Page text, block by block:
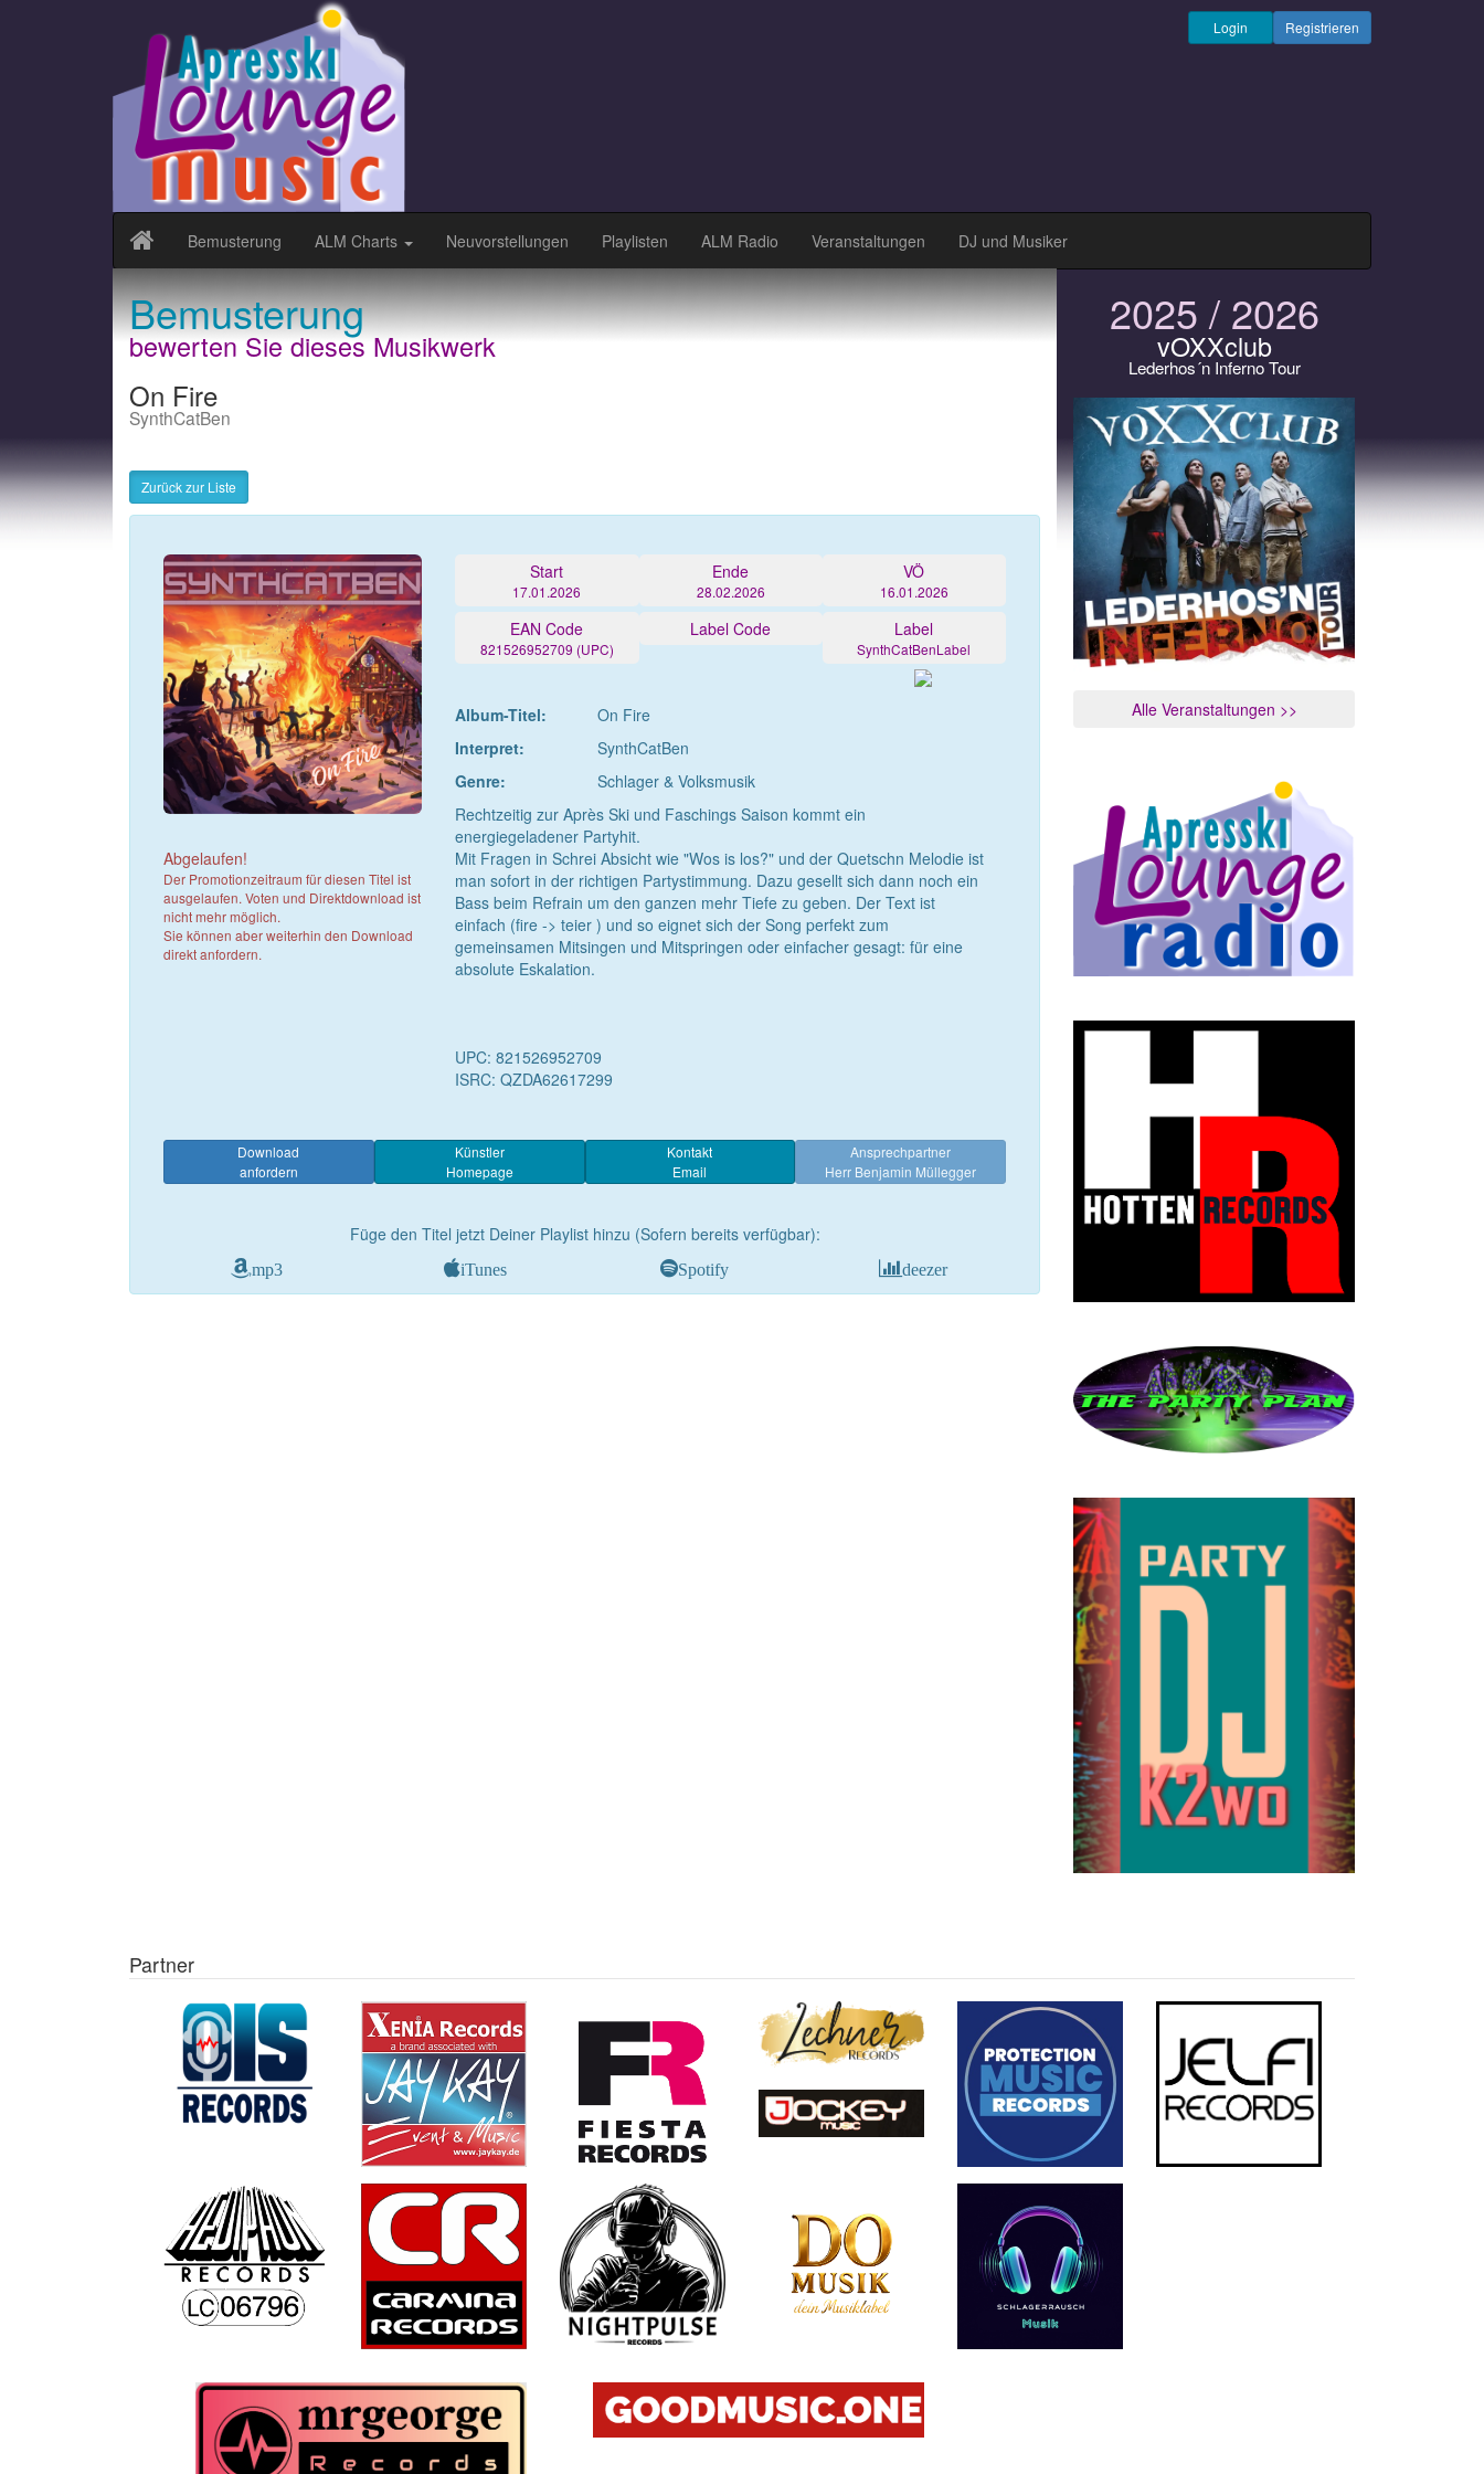
Registrieren
Login
Bemusterung ALM Charts Neuvorstellungen Playlisten ALM Radio Veranstaltungen DJ und Musiker
Bemusterung
bewerten Sie dieses Musikwerk
On Fire
SynthCatBen
Zurück zur Liste
Abgelaufen!
Der Promotionzeitraum für diesen Titel ist
ausgelaufen. Voten und Direktdownload ist
nicht mehr möglich.
Sie können aber weiterhin den Download
direkt anfordern.
Start
17.01.2026
Ende
28.02.2026
VÖ
16.01.2026
EAN Code
821526952709 (UPC)
Label Code Label
SynthCatBenLabel
Album-Titel:
On Fire
Interpret:
SynthCatBen
Genre:
Schlager & Volksmusik
Rechtzeitig zur Après Ski und Faschings Saison kommt ein
energiegeladener Partyhit.
Mit Fragen in Schrei Absicht wie "Wos is los?" und der Quetschn Melodie ist
man sofort in der richtigen Partystimmung. Dazu gesellt sich dann noch ein
Bass beim Refrain um den ganzen mehr Tiefe zu geben. Der Text ist
einfach (fire -> teier ) und so eignet sich der Song perfekt zum
gemeinsamen Mitsingen und Mitspringen oder einfacher gesagt: für eine
absolute Eskalation.
UPC: 821526952709
ISRC: QZDA62617299
Download
anfordern
Künstler
Homepage
Kontakt
Email
Ansprechpartner
Herr Benjamin Müllegger
Füge den Titel jetzt Deiner Playlist hinzu (Sofern bereits verfügbar):
mp3 iTunes Spotify deezer
2025 / 2026
vOXXclub
Lederhos´n Inferno Tour
Alle Veranstaltungen >>
Partner